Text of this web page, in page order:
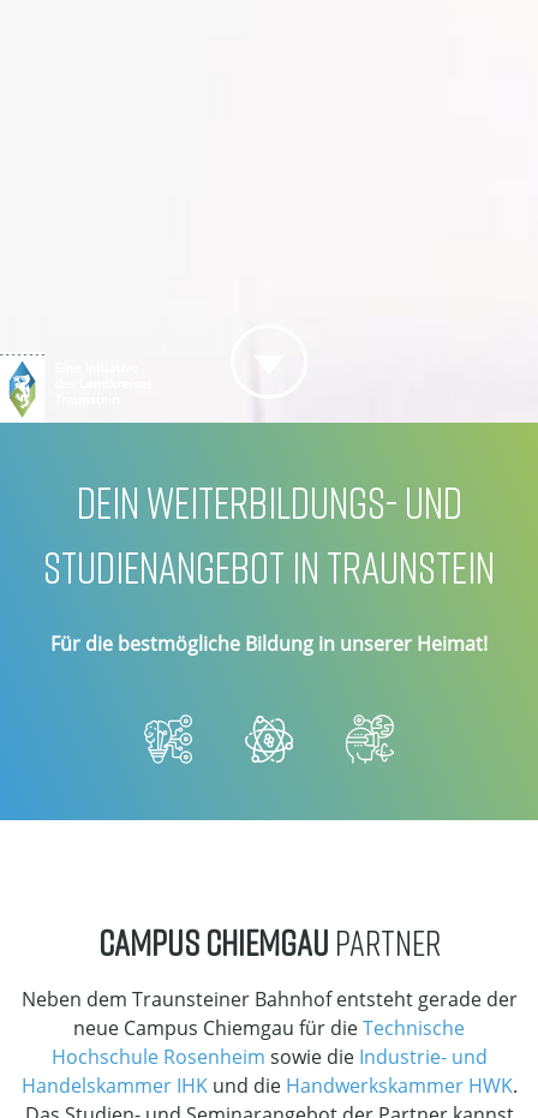
DEIN WEITERBILDUNGS- UND
STUDIENANGEBOT IN TRAUNSTEIN
Für die bestmögliche Bildung in unserer Heimat!
CAMPUS CHIEMGAU PARTNER
Neben dem Traunsteiner Bahnhof entsteht gerade der
neue Campus Chiemgau für dieTechnische
Hochschule Rosenheim sowie die Industrie- und
Handelskammer IHKund die Handwerkskammer HWK.